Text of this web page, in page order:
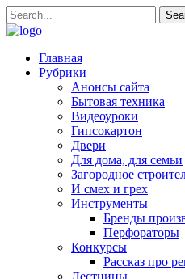
Главная
Рубрики
Анонсы сайта
Бытовая техника
Видеоуроки
Гипсокартон
Двери
Для дома, для семьи
Загородное
И смех и грех
Инструменты
Бренды
Перфораторы
Конкурсы
Рассказ про
Лестницы